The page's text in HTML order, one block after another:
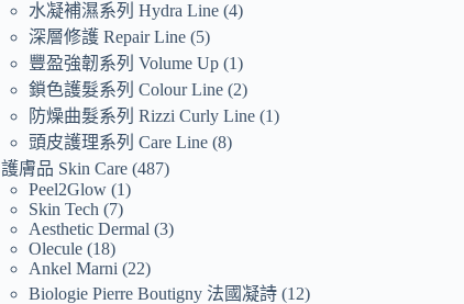
水凝補濕系列 Hydra Line 4
深層修護 Repair Line 5
豐盈強韌系列 Volume Up 1
鎖色護髮系列 Colour Line 2
防燥曲髮系列 Rizzi Curly Line 1
頭皮護理系列 Care Line 8
護膚品 Skin Care 487
Peel2Glow 1
Skin Tech
7
Aesthetic Dermal 3
Olecule 18
Ankel Marni
22
Biologie Pierre Boutigny 法國凝詩 12